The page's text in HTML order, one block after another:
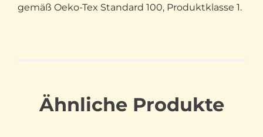
gemäß Oeko-Tex Standard 100, Produktklasse 1.
Ähnliche Produkte